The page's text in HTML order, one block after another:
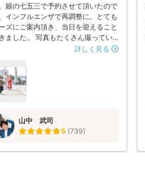
娘の七五三で予約させて頂いたので
インフルエンザで再調整に。とても
ズにご案内頂き、当日を迎えること
ました。 写真もたくさん撮ってい
詳しく見る
山中 武司
5 (739)